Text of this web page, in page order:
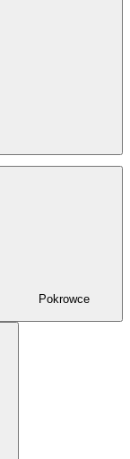
Pokrowce